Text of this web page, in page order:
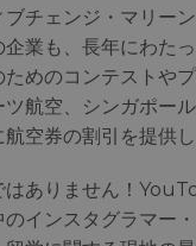
チェンジ・マリー
企業も、長年にわた
ためのコンテストや
航空、シンガポー
空券の割引を提供し
はありません！
インスタグラマー